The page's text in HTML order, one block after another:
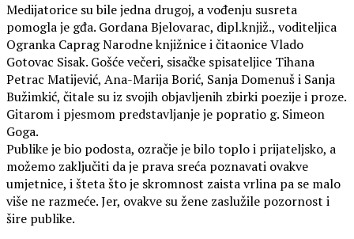
Medijatorice su bile jedna drugoj, a vođenju susreta
pomogla je gđa. Gordana Bjelovarac, dipl.knjiž., voditeljica
Ogranka Caprag Narodne knjižnice i čitaonice Vlado
Gotovac Sisak. Gošće večeri, sisačke spisateljice Tihana
Petrac Matijević, Ana-Marija Borić, Sanja Domenuš i Sanja
Bužimkić, čitale su iz svojih objavljenih zbirki poezije i proze.
Gitarom i pjesmom predstavljanje je popratio g. Simeon
Goga.
Publike je bio podosta, ozračje je bilo toplo i prijateljsko, a
možemo zaključiti da je prava sreća poznavati ovakve
umjetnice, i šteta što je skromnost zaista vrlina pa se malo
više ne razmeće. Jer, ovakve su žene zaslužile pozornost i
šire publike.